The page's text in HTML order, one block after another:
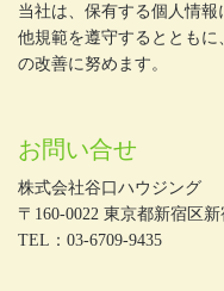
当社は、保有する個人情
他規範を遵守するととも
の改善に努めます。
お問い合せ
株式会社谷口ハウジング
〒160-0022 東京都新宿区
TEL：03-6709-9435